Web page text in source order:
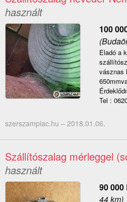
használt
100
Eladó a
vásznas
Tel :
szerszampiac.hu – 2018.01.06.
Szállítószalag mérleggel
használt
90 000
44 km)